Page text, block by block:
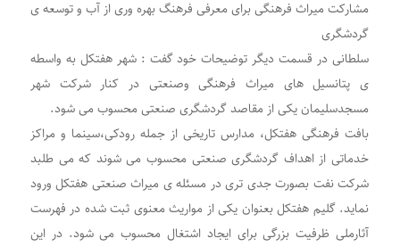
مشارکت میراث فرهنگی برای معرفی فرهنگ بهره وری از آب و توسعه ی
گردشگری
سلطانی در قسمت دیگر توضیحات خود گفت : شهر هفتکل به واسطه
ی پتانسیل های میراث فرهنگی وصنعتی در کنار شرکت شهر
مسجدسلیمان یکی از مقاصد گردشگری صنعتی محسوب می شود.
بافت فرهنگی هفتکل، مدارس تاریخی از جمله رودکی،سینما و مراکز
خدماتی از اهداف گردشگری صنعتی محسوب می شوند که می طلبد
شرکت نفت بصورت جدی تری در مسئله ی میراث صنعتی هفتکل ورود
نماید. گلیم هفتکل بعنوان یکی از مواریث معنوی ثبت شده در فهرست
آثارملی ظرفیت بزرگی برای ایجاد اشتغال محسوب می شود. در این